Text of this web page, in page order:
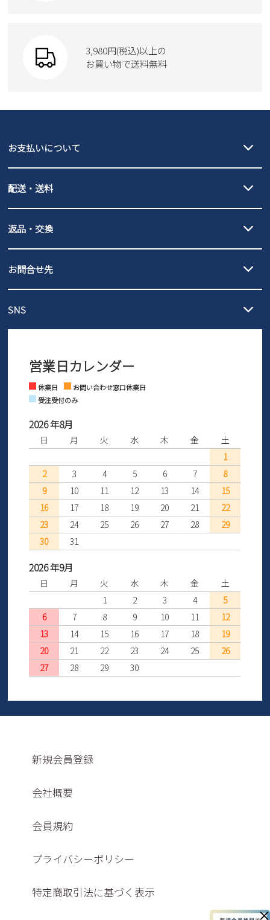
×
moz
Parade
GAP
new balance
瞬足
3,980円(税込)以上の
お買い物で送料無料
お支払いについて
PayPay（オンライン決済）、代金引換のご利用が可能です。
配送・送料
北海道・本州・四国・九州…550円
3,980円（税込）以上お買い上げで送料無料
発送日・送料詳細については
ご利用ください。
全国一律…220円（税込）
発送日・送料詳細についてはご利用ガイドを
ご利用ください。
返品・交換
の片道無料サービスを実施中！
ントとしても安心してご利用いただけるよう、サイズ交換の受付期
さい。
お問合せ先
営業時間：11時～17時
※土日祝はお問い合わせ窓口休業日となります。
SNS
Facebook Instagram
営業日カレンダー
休業日
お問い合わせ窓口休業日
受注受付のみ
2026 年8月
日 月 火 水 木 金
土
1
2
3 4 5 6 7
8
9
10 11 12 13 14
15
16
17 18 19 20 21
22
23
24 25 26 27 28
29
30
31
2026 年9月
日 月 火 水 木 金
土
1
2 3 4
5
6
7 8 9 10 11
12
13
14 15 16 17 18
19
20
21 22 23 24 25
26
27
28 29 30
新規会員登録
会社概要
会員規約
プライバシーポリシー
特定商取引法に基づく表示